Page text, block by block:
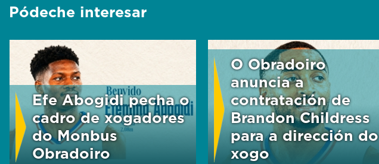
Pódeche interesar
Efe Abogidi pecha o
cadro de xogadores
do Monbus
Obradoiro
O Obradoiro
anuncia a
contratación de
Brandon Childress
para a dirección do
xogo